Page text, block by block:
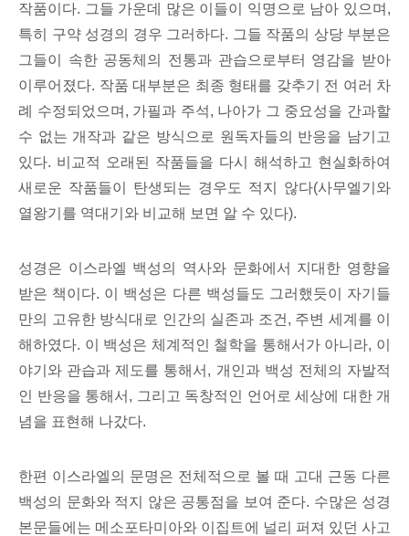
작품이다. 그들 가운데 많은 이들이 익명으로 남아 있으며,
특히 구약 성경의 경우 그러하다. 그들 작품의 상당 부분은
그들이 속한 공동체의 전통과 관습으로부터 영감을 받아
이루어졌다. 작품 대부분은 최종 형태를 갖추기 전 여러 차
례 수정되었으며, 가필과 주석, 나아가 그 중요성을 간과할
수 없는 개작과 같은 방식으로 원독자들의 반응을 남기고
있다. 비교적 오래된 작품들을 다시 해석하고 현실화하여
새로운 작품들이 탄생되는 경우도 적지 않다(사무엘기와
열왕기를 역대기와 비교해 보면 알 수 있다).
성경은 이스라엘 백성의 역사와 문화에서 지대한 영향을
받은 책이다. 이 백성은 다른 백성들도 그러했듯이 자기들
만의 고유한 방식대로 인간의 실존과 조건, 주변 세계를 이
해하였다. 이 백성은 체계적인 철학을 통해서가 아니라, 이
야기와 관습과 제도를 통해서, 개인과 백성 전체의 자발적
인 반응을 통해서, 그리고 독창적인 언어로 세상에 대한 개
념을 표현해 나갔다.
한편 이스라엘의 문명은 전체적으로 볼 때 고대 근동 다른
백성의 문화와 적지 않은 공통점을 보여 준다. 수많은 성경
본문들에는 메소포타미아와 이집트에 널리 퍼져 있던 사고